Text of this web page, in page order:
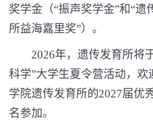
奖学金（“振声奖学金”和“遗
所益海嘉里奖”）。
2026年，遗传发育所将
科学”大学生夏令营活动，
学院遗传发育所的2027届优
名参加。